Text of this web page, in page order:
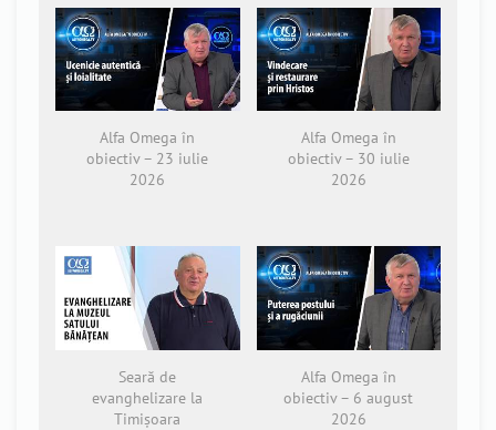
Alfa Omega în
obiectiv – 23 iulie
2026
Alfa Omega în
obiectiv – 30 iulie
2026
Seară de
evanghelizare la
Timișoara
Alfa Omega în
obiectiv – 6 august
2026